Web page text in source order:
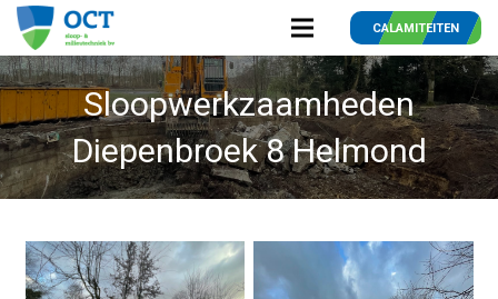
CALAMITEITEN
Sloopwerkzaamheden
Diepenbroek 8 Helmond